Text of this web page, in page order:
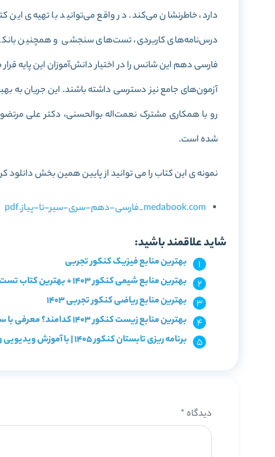
دارد، خاطرنشان می‌کند. در واقع می‌توانید با تهیه‌ی
درس‌نامه‌های کاربردی، تست‌های سنجشی و همچنین بانکی
فارسی دهم این شانس را در اختیار دانش‌آموزان این پایه
آزمون‌های جامع نیز دسترسی داشته باشند. این جریان به
شده است.
نمونه ی این کتاب را می توانید از پایین همین بخش دانلود
medabook.com_فارسی-دهم-سری-سیر-تا-پیاز.pdf
شاید علاقمند باشید:
بهترین منابع فیزیک کنکور تجربی
بهترین منابع شیمی کنکور 1403 + بهترین کتاب تست شیمی
بهترین منابع ریاضی کنکور تجربی 1403
بهترین منابع زیست کنکور 1403 کدامند؟ معرفی با سطح بندی
برنامه ریزی تابستان کنکور 1405 | با آموزش ویدیویی و آزمون!
دیدگاه *